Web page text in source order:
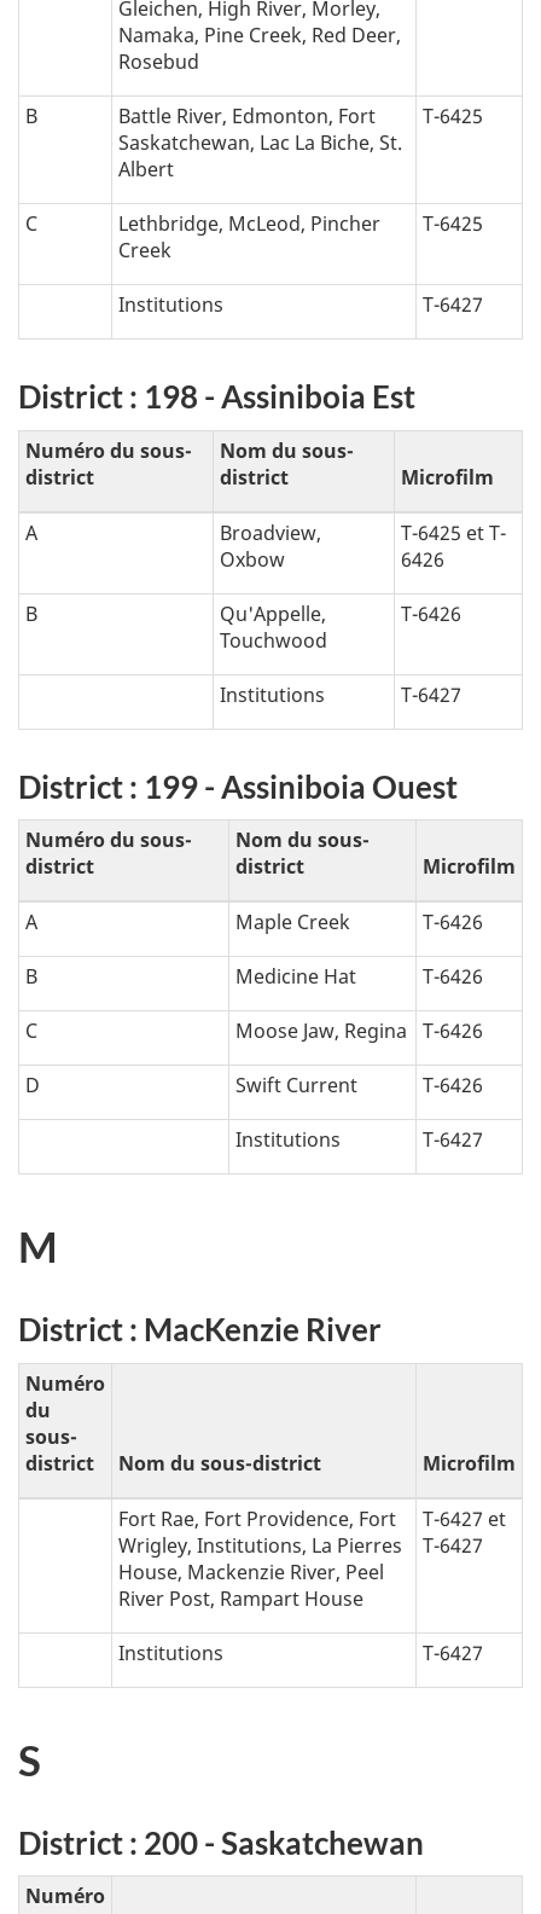
p
a
t
i
q
u
e
:
Gleichen, High River, Morley,
Namaka, Pine Creek, Red Deer,
Rosebud
B
Battle River, Edmonton, Fort
Saskatchewan, Lac La Biche, St.
Albert
T-6425
C
Lethbridge, McLeod, Pincher
Creek
T-6425
Institutions T-6427
District : 198 - Assiniboia Est
Numéro du sous-
district
Nom du sous-
district
Microfilm
A
Broadview,
Oxbow
T-6425 et T-
6426
B
Qu'Appelle,
Touchwood
T-6426
Institutions T-6427
District : 199 - Assiniboia Ouest
Numéro du sous-
district
Nom du sous-
district
Microfilm
A Maple Creek T-6426
B Medicine Hat T-6426
C Moose Jaw, Regina T-6426
D Swift Current T-6426
Institutions T-6427
M
District : MacKenzie River
Numéro
du
sous-
district
Nom du sous-district Microfilm
Fort Rae, Fort Providence, Fort
Wrigley, Institutions, La Pierres
House, Mackenzie River, Peel
River Post, Rampart House
T-6427 et
T-6427
Institutions T-6427
S
District : 200 - Saskatchewan
Numéro